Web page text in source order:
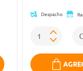
Despacho